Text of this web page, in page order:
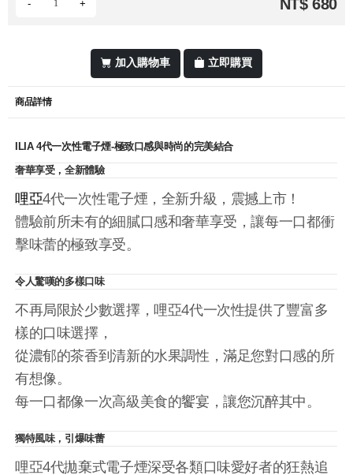
- + NT$ 680
加入購物車 立即購買
商品詳情
ILIA 4代一次性電子煙-極致口感與時尚的完美結合
奢華享受，全新體驗
哩亞4代一次性電子煙，全新升級，震撼上市！
體驗前所未有的細膩口感和奢華享受，讓每一口都衝
擊味蕾的極致享受。
令人驚嘆的多樣口味
不再局限於少數選擇，哩亞4代一次性提供了豐富多
樣的口味選擇，
從濃郁的茶香到清新的水果調性，滿足您對口感的所
有想像。
每一口都像一次高級美食的饗宴，讓您沉醉其中。
獨特風味，引爆味蕾
哩亞4代拋棄式電子煙深受各類口味愛好者的狂熱追